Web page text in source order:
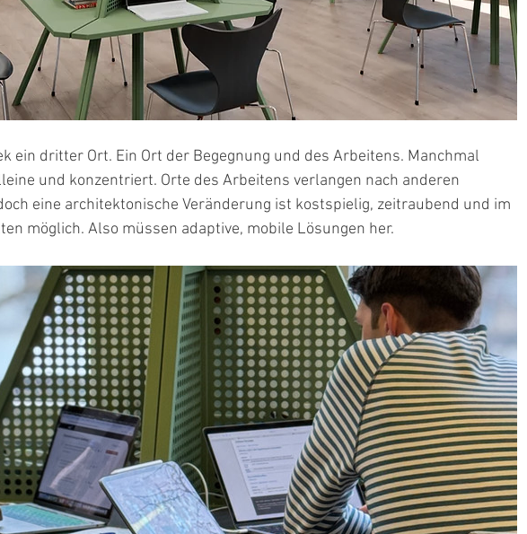
ein dritter Ort. Ein Ort der Begegnung und des Arbeitens. Manchmal
und konzentriert. Orte des Arbeitens verlangen nach anderen
eine architektonische Veränderung ist kostspielig, zeitraubend und im
möglich. Also müssen adaptive, mobile Lösungen her.